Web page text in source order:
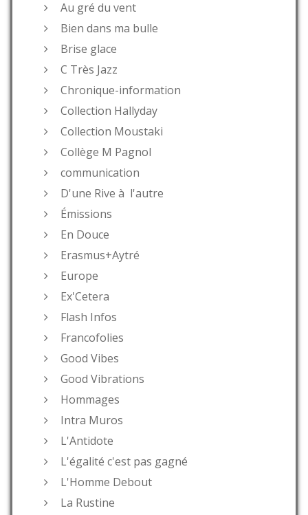
Au gré du vent
Bien dans ma bulle
Brise glace
C Très Jazz
Chronique-information
Collection Hallyday
Collection Moustaki
Collège M Pagnol
communication
D'une Rive à l'autre
Émissions
En Douce
Erasmus+Aytré
Europe
Ex'Cetera
Flash Infos
Francofolies
Good Vibes
Good Vibrations
Hommages
Intra Muros
L'Antidote
L'égalité c'est pas gagné
L'Homme Debout
La Rustine